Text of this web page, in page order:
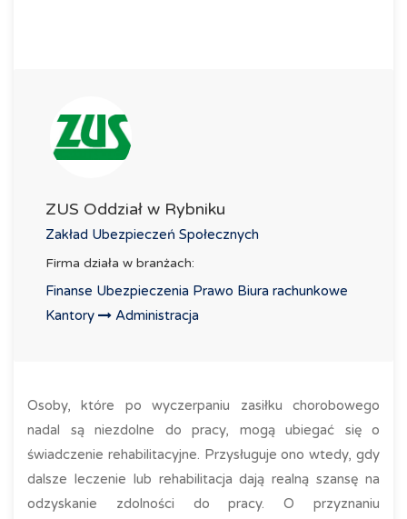
ZUS Oddział w Rybniku
Zakład Ubezpieczeń Społecznych
Firma działa w branżach:
Finanse Ubezpieczenia Prawo Biura rachunkowe
Kantory
Administracja
Osoby, które po wyczerpaniu zasiłku chorobowego
nadal są niezdolne do pracy, mogą ubiegać się o
świadczenie rehabilitacyjne. Przysługuje ono wtedy, gdy
dalsze leczenie lub rehabilitacja dają realną szansę na
odzyskanie zdolności do pracy. O przyznaniu